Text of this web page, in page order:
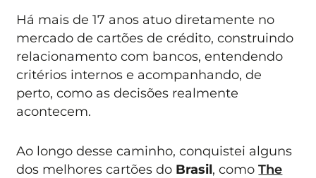
Há mais de 17 anos atuo diretamente no
mercado de cartões de crédito, construindo
relacionamento com bancos, entendendo
critérios internos e acompanhando, de
perto, como as decisões realmente
acontecem.
Ao longo desse caminho, conquistei alguns
dos melhores cartões do Brasil, comoThe